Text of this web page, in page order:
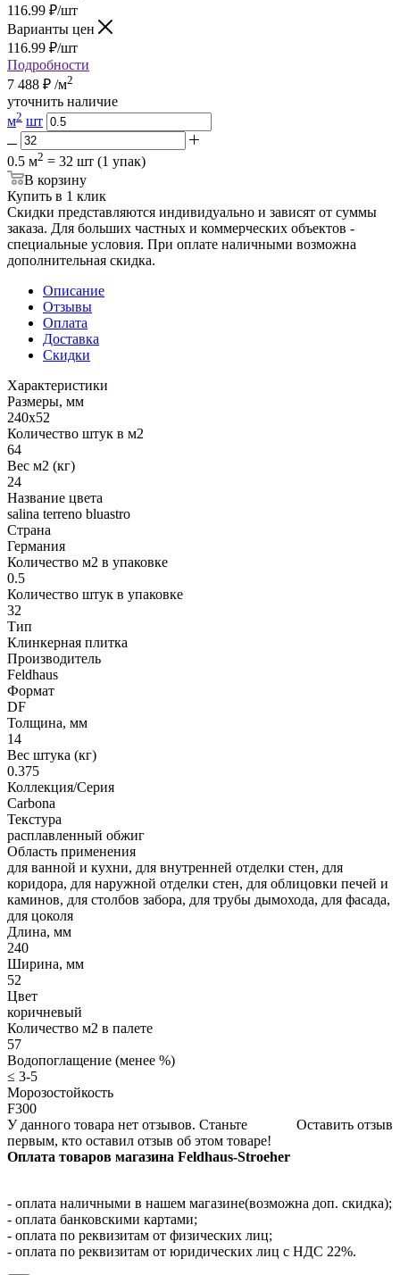
116.99 ₽/шт
Варианты цен
116.99 ₽/шт
Подробности
7 488 ₽ /м2
уточнить наличие
м2 шт
0.5 м2 = 32 шт (1 упак)
В корзину
Купить в 1 клик
Скидки представляются индивидуально и зависят от суммы
заказа. Для больших частных и коммерческих объектов -
специальные условия. При оплате наличными возможна
дополнительная скидка.
Описание
Отзывы
Оплата
Доставка
Скидки
Характеристики
Размеры, мм
240x52
Количество штук в м2
64
Вес м2 (кг)
24
Название цвета
salina terreno bluastro
Страна
Германия
Количество м2 в упаковке
0.5
Количество штук в упаковке
32
Тип
Клинкерная плитка
Производитель
Feldhaus
Формат
DF
Толщина, мм
14
Вес штука (кг)
0.375
Коллекция/Серия
Carbona
Текстура
расплавленный обжиг
Область применения
для ванной и кухни, для внутренней отделки стен, для
коридора, для наружной отделки стен, для облицовки печей и
каминов, для столбов забора, для трубы дымохода, для фасада,
для цоколя
Длина, мм
240
Ширина, мм
52
Цвет
коричневый
Количество м2 в палете
57
Водопоглащение (менее %)
≤ 3-5
Морозостойкость
F300
Оставить отзыв
У данного товара нет отзывов. Станьте
первым, кто оставил отзыв об этом товаре!
Оплата товаров магазина Feldhaus-Stroeher
- оплата наличными в нашем магазине(возможна доп. скидка);
- оплата банковскими картами;
- оплата по реквизитам от физических лиц;
- оплата по реквизитам от юридических лиц с НДС 22%.